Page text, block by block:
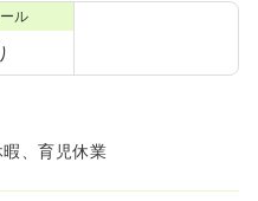
ル
、育児休業